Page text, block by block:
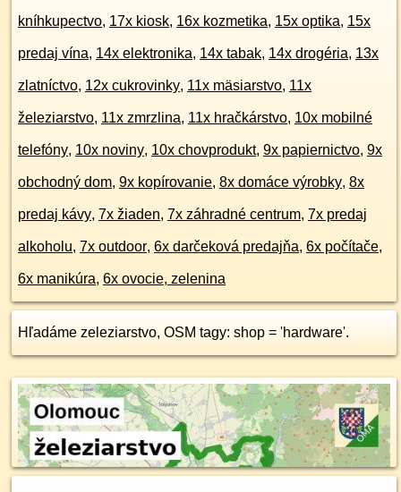
kníhkupectvo, 17x kiosk, 16x kozmetika, 15x optika, 15x
predaj vína, 14x elektronika, 14x tabak, 14x drogéria, 13x
zlatníctvo, 12x cukrovinky, 11x mäsiarstvo, 11x
železiarstvo, 11x zmrzlina, 11x hračkárstvo, 10x mobilné
telefóny, 10x noviny, 10x chovprodukt, 9x papiernictvo, 9x
obchodný dom, 9x kopírovanie, 8x domáce výrobky, 8x
predaj kávy, 7x žiaden, 7x záhradné centrum, 7x predaj
alkoholu, 7x outdoor, 6x darčeková predajňa, 6x počítače,
6x manikúra, 6x ovocie, zelenina
Hľadáme zeleziarstvo, OSM tagy: shop = 'hardware'.